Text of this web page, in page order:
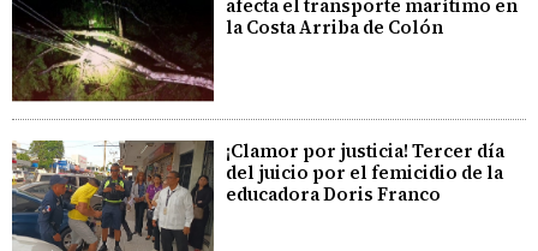
afecta el transporte marítimo en
la Costa Arriba de Colón
¡Clamor por justicia! Tercer día
del juicio por el femicidio de la
educadora Doris Franco